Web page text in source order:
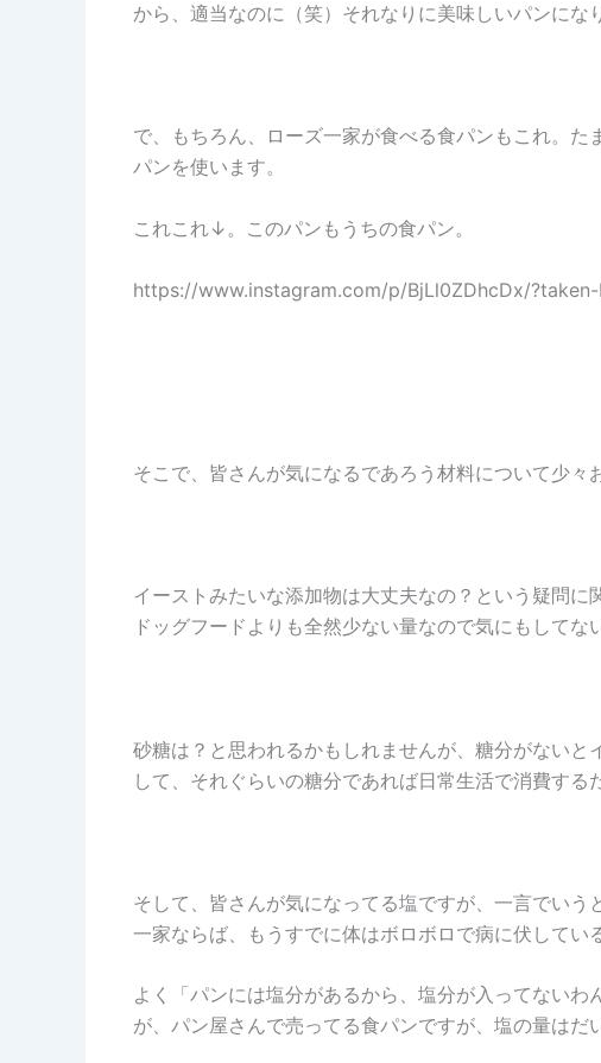
から、適当なのに（笑）それなりに美味しいパンにな
で、もちろん、ローズ一家が食べる食パンもこれ。
パンを使います。
これこれ↓。このパンもうちの食パン。
https://www.instagram.com/p/BjLl0ZDhcDx/
そこで、皆さんが気になるであろう材料について少々
イーストみたいな添加物は大丈夫なの？という疑問
ドッグフードよりも全然少ない量なので気にもしてな
砂糖は？と思われるかもしれませんが、糖分がない
して、それぐらいの糖分であれば日常生活で消費する
そして、皆さんが気になってる塩ですが、一言でい
一家ならば、もうすでに体はボロボロで病に伏してい
よく「パンには塩分があるから、塩分が入ってない
が、パン屋さんで売ってる食パンですが、塩の量はだ